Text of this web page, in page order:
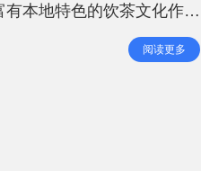
本地特色的饮茶文化作桥
老长者送上关怀。 活动早
享节约用电知识；不但让
阅读更多